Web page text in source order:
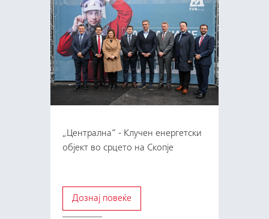
„Централна“ - Клучен енергетски
објект во срцето на Скопје
Дознај повеќе